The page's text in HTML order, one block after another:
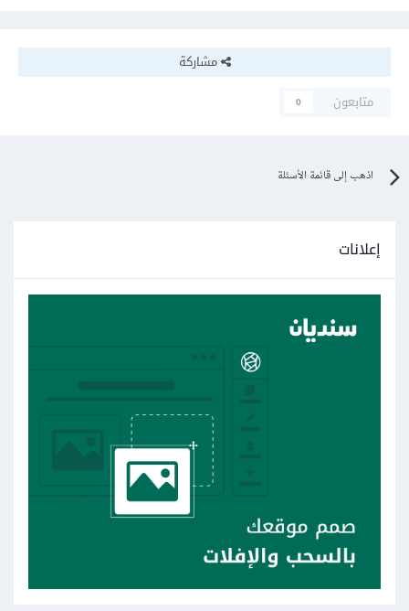
مشاركة
متابعون
0
اذهب إلى قائمة الأسئلة
إعلانات